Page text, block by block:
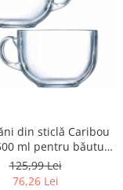
din sticlă Caribou
ml pentru băuturi
cafea, ciocolată
- RESIGILAT
125,99 Lei
76,26 Lei